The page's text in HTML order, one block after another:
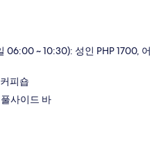
06:00 ~ 10:30): 성인 PHP 1700, 어
피숍
사이드 바